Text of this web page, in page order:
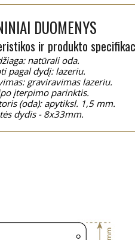
DUOMENYS
ir produkto
natūrali oda.
pagal dydį: lazeriu.
graviravimas lazeriu.
įterpimo parinktis.
(oda): apytiksl. 1,5 mm.
dydis - 8x33mm.